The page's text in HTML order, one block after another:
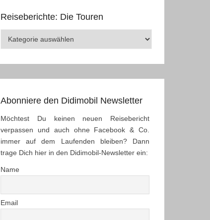
Reiseberichte: Die Touren
Abonniere den Didimobil Newsletter
Möchtest Du keinen neuen Reisebericht
verpassen und auch ohne Facebook & Co.
immer auf dem Laufenden bleiben? Dann
trage Dich hier in den Didimobil-Newsletter ein:
Name
Email